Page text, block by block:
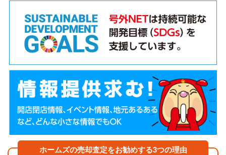
ホームズの売却査定をお勧めする3つの理由